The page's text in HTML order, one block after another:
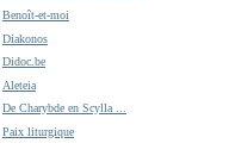
Benoît-et-moi
Diakonos
Didoc.be
Aleteia
De Charybde en Scylla ...
Paix liturgique